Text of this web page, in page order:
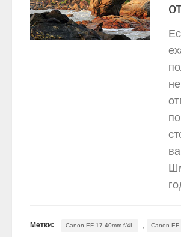
Метки: Canon EF 17-40mm f/4L , Canon EF